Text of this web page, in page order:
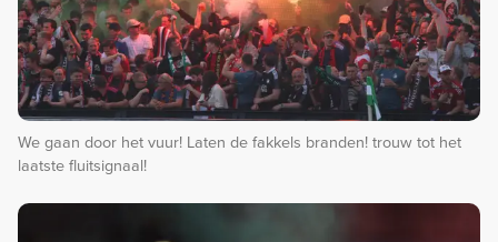
We gaan door het vuur! Laten de fakkels branden! trouw tot het
laatste fluitsignaal!